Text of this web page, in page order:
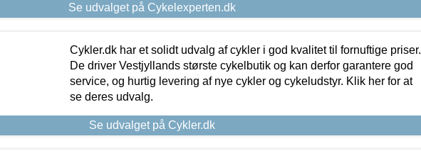
Se udvalget på Cykelexperten.dk
Cykler.dk har et solidt udvalg af cykler i god kvalitet til fornuftige priser.
De driver Vestjyllands største cykelbutik og kan derfor garantere god
service, og hurtig levering af nye cykler og cykeludstyr. Klik her for at
se deres udvalg.
Se udvalget på Cykler.dk